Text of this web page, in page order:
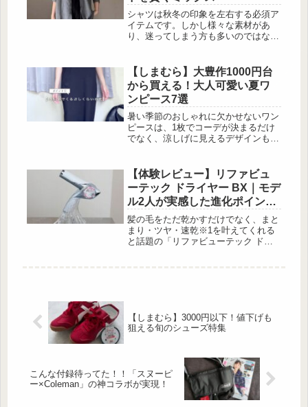
スウェットセットアップは、ゆったり
としたシルエットが今っぽい組み合わ
せで...
シャツは秋冬の印象を左右する必須ア
イテムです。しかし様々な素材があ
り、迷ってしまう方も多いのではない
素材やシルエットに注目して選べば、
価格以上の満足感が手に入ります。値
下げ中のアイテムもあり、賢く購入す
るなら今がチャンスですよ。シンプル
ならではのオシャレさを！ 出
典:mi_0730_mk様ご提供 出
典:mi_0730_mk様ご提供...
【しまむら】大豊作1000円台
から買える！大人可愛い夏ワ
ンピース7選
暑い季節のおしゃれに欠かせないワン
ピースは、1枚でコーデが決まるだけ
でなく、涼しげに見えるデザインも人
介します。 細見えするIライン気味
で、暑い夏もすっ […]
【体験レビュー】リファビュ
ーテック ドライヤー BX｜モデ
ル2人が実感した進化ポイント
とは？
髪の毛をただ乾かすだけでなく、まと
まり・ツヤ・速乾※1を叶えてくれる
と話題の「リファビューテック ドラ
ご紹介します。※1 当社従来品2021年
発売ReFa BEAUTECH DRYER PRO
【しまむら】3000円以下！値下げも
狙える旬のシューズ特集
こんな付録待ってた！！「スヌーピ
ー×Coleman」の神コラボが実現！